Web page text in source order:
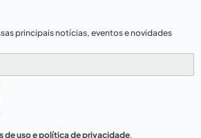
principais notícias, eventos e novidades
de uso e política de privacidade.